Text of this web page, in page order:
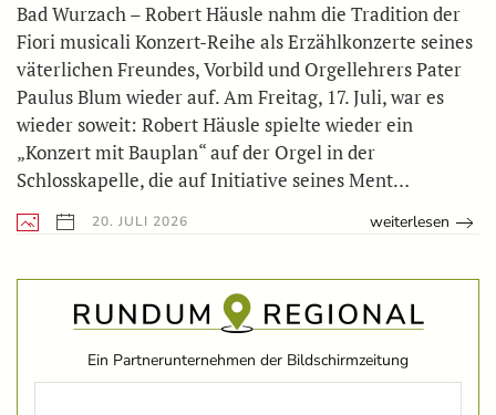
Bad Wurzach – Robert Häusle nahm die Tradition der
Fiori musicali Konzert-Reihe als Erzählkonzerte seines
väterlichen Freundes, Vorbild und Orgellehrers Pater
Paulus Blum wieder auf. Am Freitag, 17. Juli, war es
wieder soweit: Robert Häusle spielte wieder ein
„Konzert mit Bauplan“ auf der Orgel in der
Schlosskapelle, die auf Initiative seines Ment…
20. JULI 2026 weiterlesen
Ein Partnerunternehmen der Bildschirmzeitung